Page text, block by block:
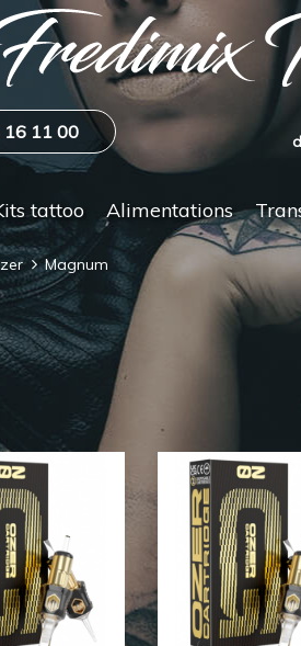
16 11 00
tattoo Alimentations
Magnum